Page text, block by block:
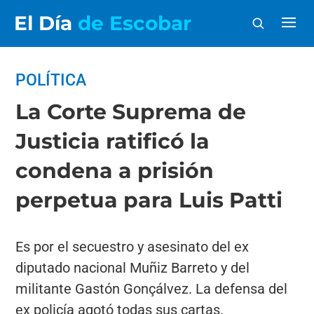
El Día de Escobar
POLÍTICA
La Corte Suprema de
Justicia ratificó la
condena a prisión
perpetua para Luis Patti
Es por el secuestro y asesinato del ex
diputado nacional Muñiz Barreto y del
militante Gastón Gonçálvez. La defensa del
ex policía agotó todas sus cartas.